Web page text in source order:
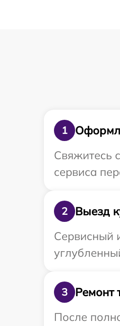
1
Свяжитесь
сервиса
2
Выезд
Сервисный
3
Ремонт
После